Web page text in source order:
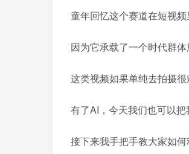
童年回忆这个赛道在短视
因为它承载了一个时代群
这类视频如果单纯去拍摄
有了AI，今天我们也可以把
接下来我手把手教大家如